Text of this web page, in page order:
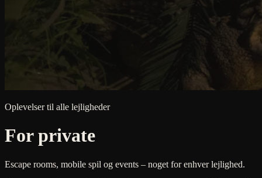
Oplevelser til alle lejligheder
For private
Escape rooms, mobile spil og events – noget for enhver lejlighed.